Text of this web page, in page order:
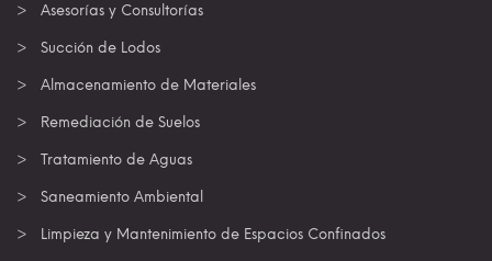
Asesorías y Consultorías
Succión de Lodos
Almacenamiento de Materiales
Remediación de Suelos
Tratamiento de Aguas
Saneamiento Ambiental
Limpieza y Mantenimiento de Espacios Confinados